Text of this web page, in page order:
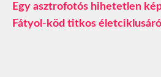
Egy asztrofotós hihetetlen
Fátyol-köd titkos életciklusáról